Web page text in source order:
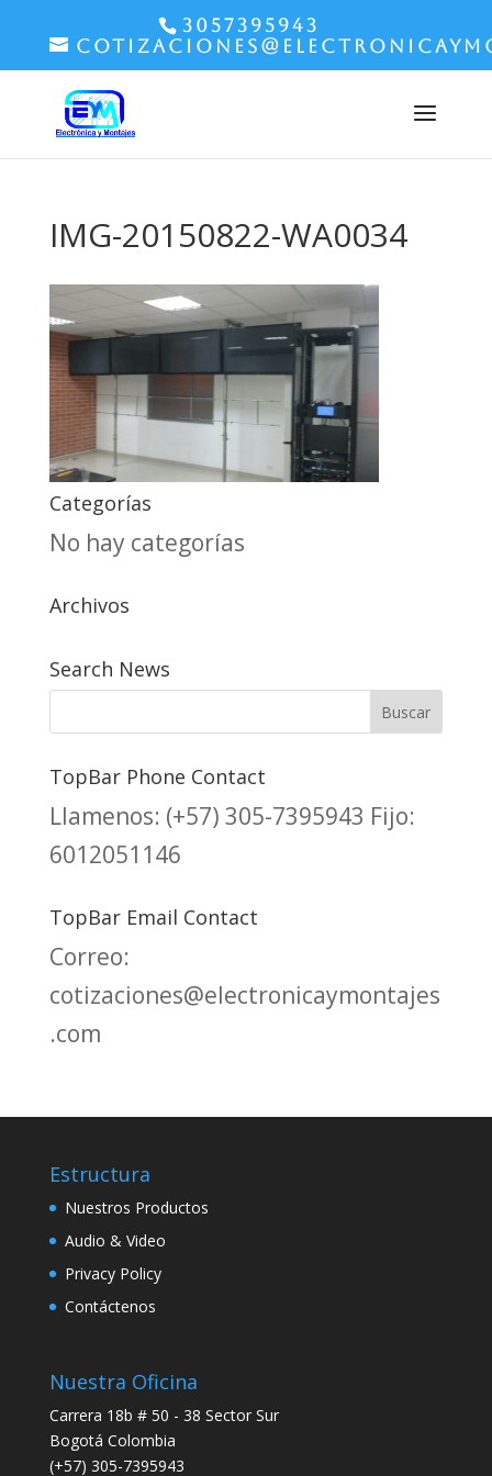
3057395943
IMG-20150822-WA0034
Categorías
No hay categorías
Archivos
Search News
TopBar Phone Contact
Llamenos: (+57) 305-7395943 Fijo:
6012051146
TopBar Email Contact
Correo:
cotizaciones@electronicaymontajes
.com
Estructura
Nuestros Productos
Audio & Video
Privacy Policy
Contáctenos
Nuestra Oficina
Carrera 18b # 50 - 38 Sector Sur
Bogotá Colombia
(+57) 305-7395943